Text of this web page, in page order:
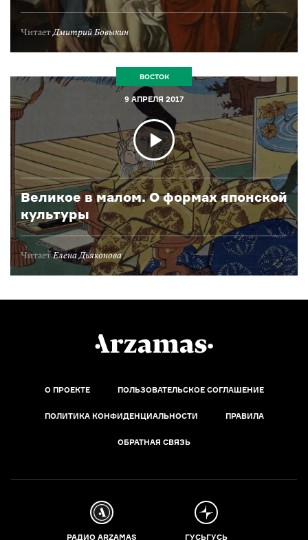
ЧитаетДмитрий Бовыкин
ВОСТОК
9 АПРЕЛЯ 2017
Великое в малом. О формах японской
культуры
ЧитаетЕлена Дьяконова
О ПРОЕКТЕ ПОЛЬЗОВАТЕЛЬСКОЕ СОГЛАШЕНИЕ
ПОЛИТИКА КОНФИДЕНЦИАЛЬНОСТИ ПРАВИЛА
ОБРАТНАЯ СВЯЗЬ
РАДИО ARZAMAS ГУСЬГУСЬ